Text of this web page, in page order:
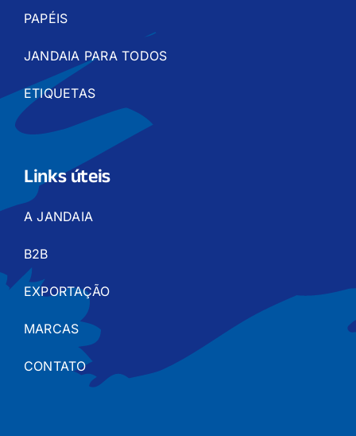
PAPÉIS
JANDAIA PARA TODOS
ETIQUETAS
Links úteis
A JANDAIA
B2B
EXPORTAÇÃO
MARCAS
CONTATO